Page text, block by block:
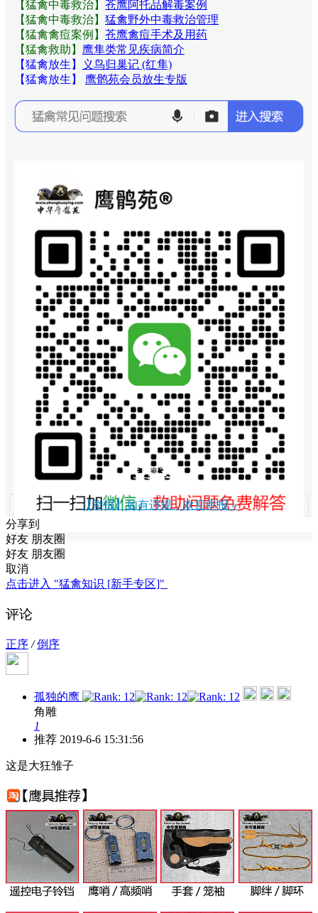
【猛禽中毒救治】 苍鹰阿托品解毒案例
【猛禽中毒救治】 猛禽野外中毒救治管理
【猛禽禽痘案例】 苍鹰禽痘手术及用药
【猛禽救助】 鹰隼类常见疾病简介
【猛禽放生】
义鸟归巢记 (红隼)
【猛禽放生】
鹰鹘苑会员放生专版
打赏支持
【举报】如有违规，欢迎举报 »
分享到
好友 朋友圈
好友 朋友圈
取消
点击进入 "猛禽知识 [新手专区]"
评论
正序 / 倒序
孤独的鹰
角雕
1
推荐 2019-6-6 15:31:56
这是大狂雏子